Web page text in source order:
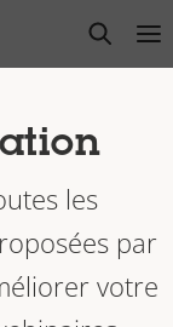
open
les
par
votre